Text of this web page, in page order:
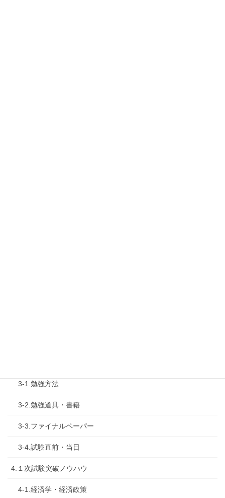
3-1.勉強方法
3-2.勉強道具・書籍
3-3.ファイナルペーパー
3-4.試験直前・当日
4.１次試験突破ノウハウ
4-1.経済学・経済政策